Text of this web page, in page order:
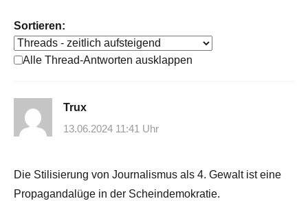
Sortieren:
Alle Thread-Antworten ausklappen
Trux
13.06.2024 11:41 Uhr
Die Stilisierung von Journalismus als 4. Gewalt ist eine
Propagandalüge in der Scheindemokratie.